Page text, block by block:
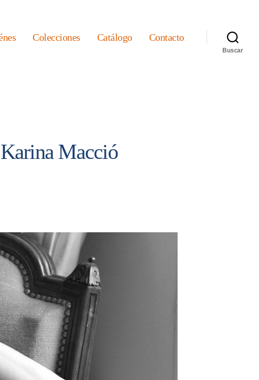
Colecciones Catálogo Contacto
Buscar
Macció